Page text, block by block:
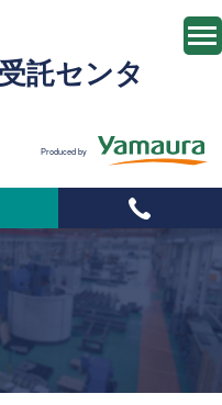
託センタ
Produced by